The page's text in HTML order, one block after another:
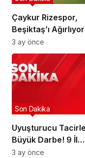
Çaykur Rizespor,
Beşiktaş’ı
3 ay önce
Uyuşturucu
Büyük Darbe! 9 İl
Hedefte!
Son Dakika
3 ay önce